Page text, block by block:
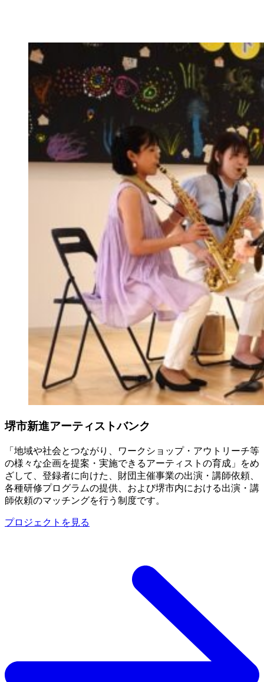
堺市新進アーティストバンク
「地域や社会とつながり、ワークショップ・アウトリーチ等
の様々な企画を提案・実施できるアーティストの育成」をめ
ざして、登録者に向けた、財団主催事業の出演・講師依頼、
各種研修プログラムの提供、および堺市内における出演・講
師依頼のマッチングを行う制度です。
プロジェクトを見る